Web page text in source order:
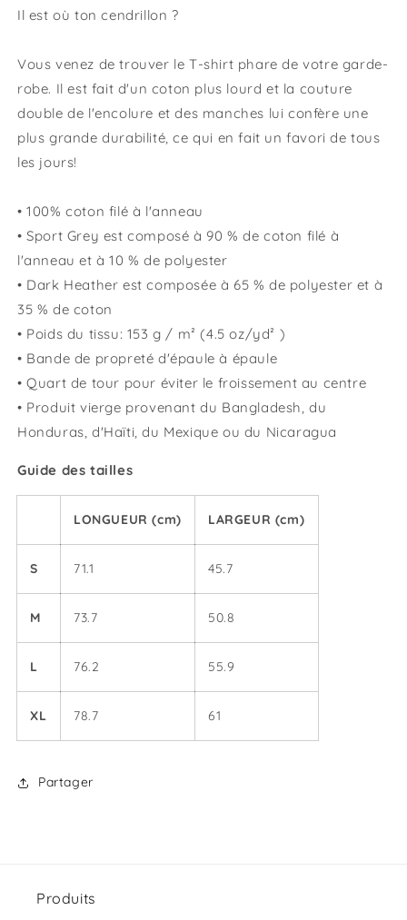
Il est où ton cendrillon ?
Vous venez de trouver le T-shirt phare de votre garde-
robe. Il est fait d'un coton plus lourd et la couture
double de l'encolure et des manches lui confère une
plus grande durabilité, ce qui en fait un favori de tous
les jours!
• 100% coton filé à l'anneau
• Sport Grey est composé à 90 % de coton filé à
l'anneau et à 10 % de polyester
• Dark Heather est composée à 65 % de polyester et à
35 % de coton
• Poids du tissu: 153 g / m² (4.5 oz/yd² )
• Bande de propreté d'épaule à épaule
• Quart de tour pour éviter le froissement au centre
• Produit vierge provenant du Bangladesh, du
Honduras, d'Haïti, du Mexique ou du Nicaragua
Guide des tailles
LONGUEUR (cm) LARGEUR (cm)
S 71.1 45.7
M 73.7 50.8
L 76.2 55.9
XL 78.7 61
Partager
Produits